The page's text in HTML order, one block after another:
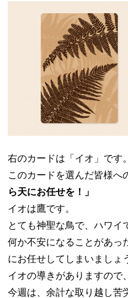
右のカードは「イオ」です。
このカードを選んだ皆様へ
ら天にお任せを！」
イオは鷹です。
とても神聖な鳥で、ハワイ
何か不安になることがあっ
にお任せしてしまいましょ
イオの導きがありますので
今週は、余計な取り越し苦